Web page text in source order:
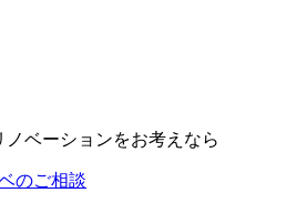
ベーションをお考えなら
のご相談